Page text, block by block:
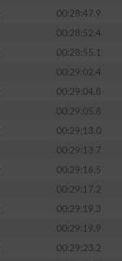
00:28:47.9
00:28:52.4
00:28:55.1
00:29:02.4
00:29:04.8
00:29:05.8
00:29:13.0
00:29:13.7
00:29:16.5
00:29:17.2
00:29:19.3
00:29:19.9
00:29:23.2